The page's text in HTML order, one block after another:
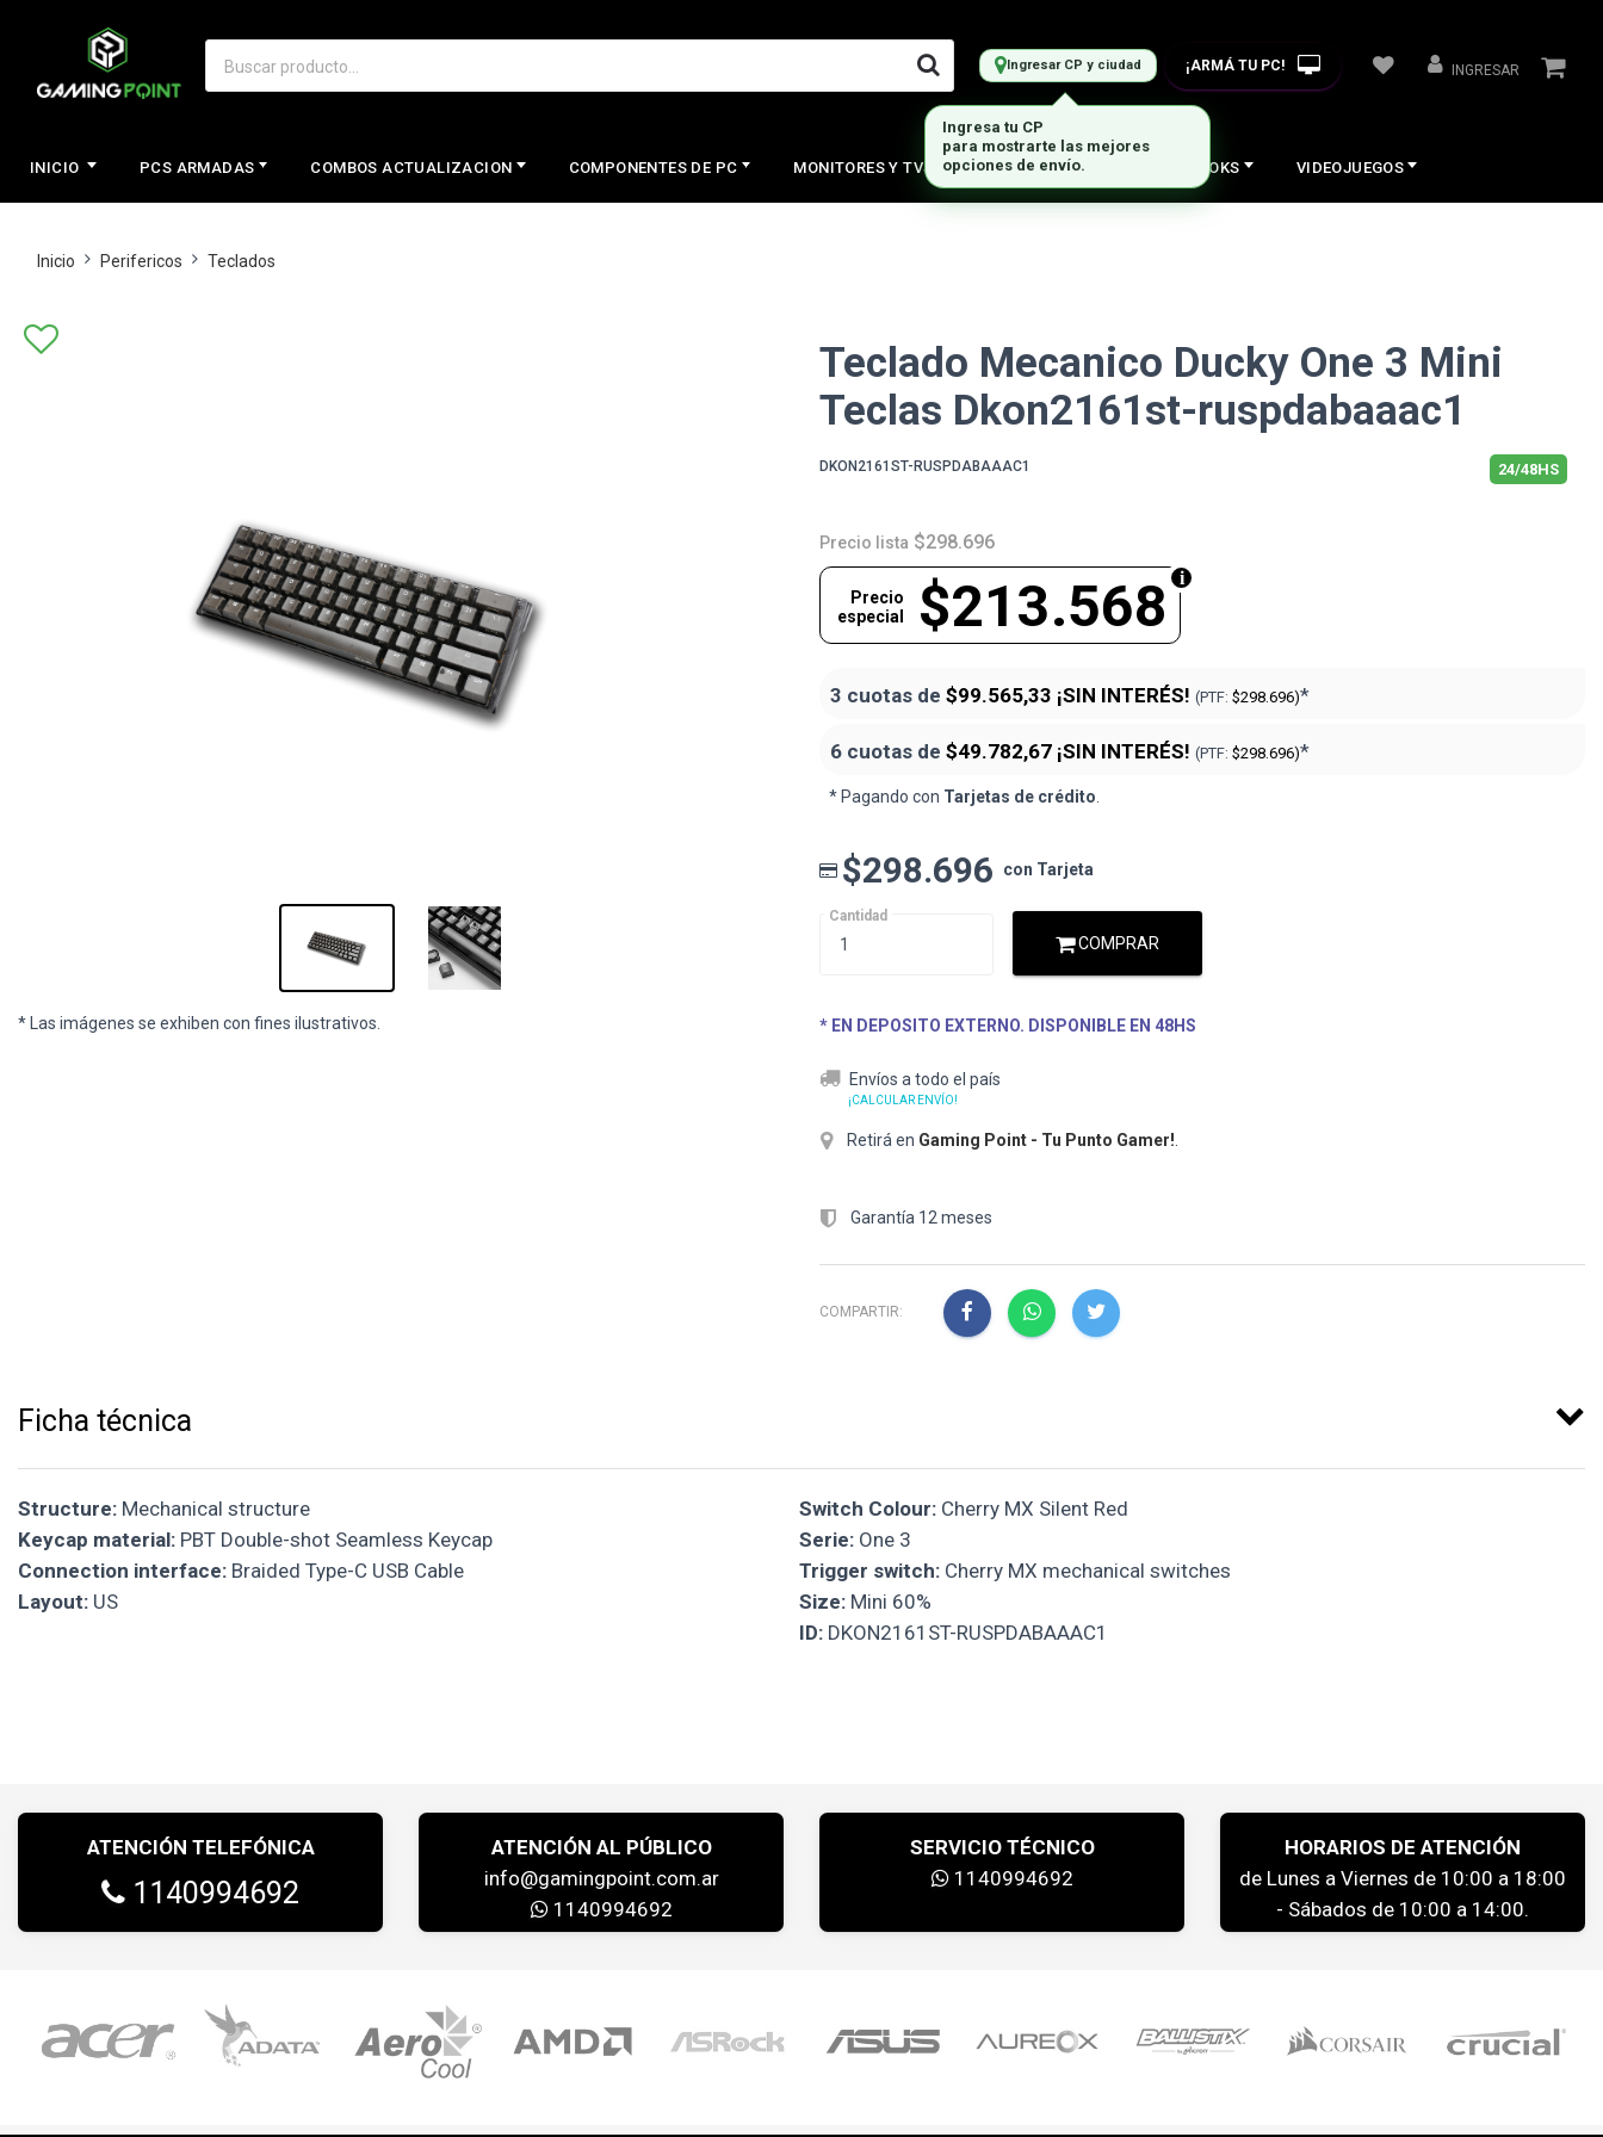
Ingresar CP y ciudad ¡ARMÁ TU PC! INGRESAR
INICIO PCS ARMADAS COMBOS ACTUALIZACION COMPONENTES DE PC MONITORES Y TVS PERIFERICOS NOTEBOOKS VIDEOJUEGOS
Inicio Perifericos Teclados
* Las imágenes se exhiben con fines ilustrativos.
Teclado Mecanico Ducky One 3 Mini
Teclas Dkon2161st-ruspdabaaac1
DKON2161ST-RUSPDABAAAC1 24/48HS
Precio lista $298.696
$213.568
Precio
especial
3 cuotas de $99.565,33 ¡SIN INTERÉS! (PTF: $298.696)*
6 cuotas de $49.782,67 ¡SIN INTERÉS! (PTF: $298.696)*
* Pagando con Tarjetas de crédito
$298.696 con Tarjeta
Cantidad
COMPRAR
* EN DEPOSITO EXTERNO. DISPONIBLE EN 48HS
Envíos a todo el país
¡CALCULAR ENVÍO!
Retirá en Gaming Point - Tu Punto Gamer!
Garantía 12 meses
COMPARTIR:
Ficha técnica
Structure: Mechanical structure
Keycap material: PBT Double-shot Seamless Keycap
Connection interface: Braided Type-C USB Cable
Layout: US
Switch Colour:Cherry MX Silent Red
Serie:One 3
Trigger switch:Cherry MX mechanical switches
Size:Mini 60%
ID:DKON2161ST-RUSPDABAAAC1
ATENCIÓN TELEFÓNICA
1140994692
ATENCIÓN AL PÚBLICO
info@gamingpoint.com.ar
1140994692
SERVICIO TÉCNICO
1140994692
HORARIOS DE ATENCIÓN
de Lunes a Viernes de 10:00 a 18:00
- Sábados de 10:00 a 14:00.
Ingresa tu CP
para mostrarte las mejores
opciones de envío.